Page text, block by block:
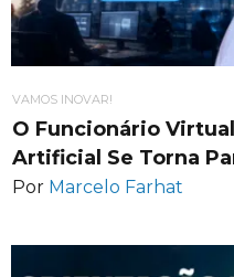
VAMOS INOVAR!
O Funcionário
Artificial Se Torna
Por Marcelo Farhat